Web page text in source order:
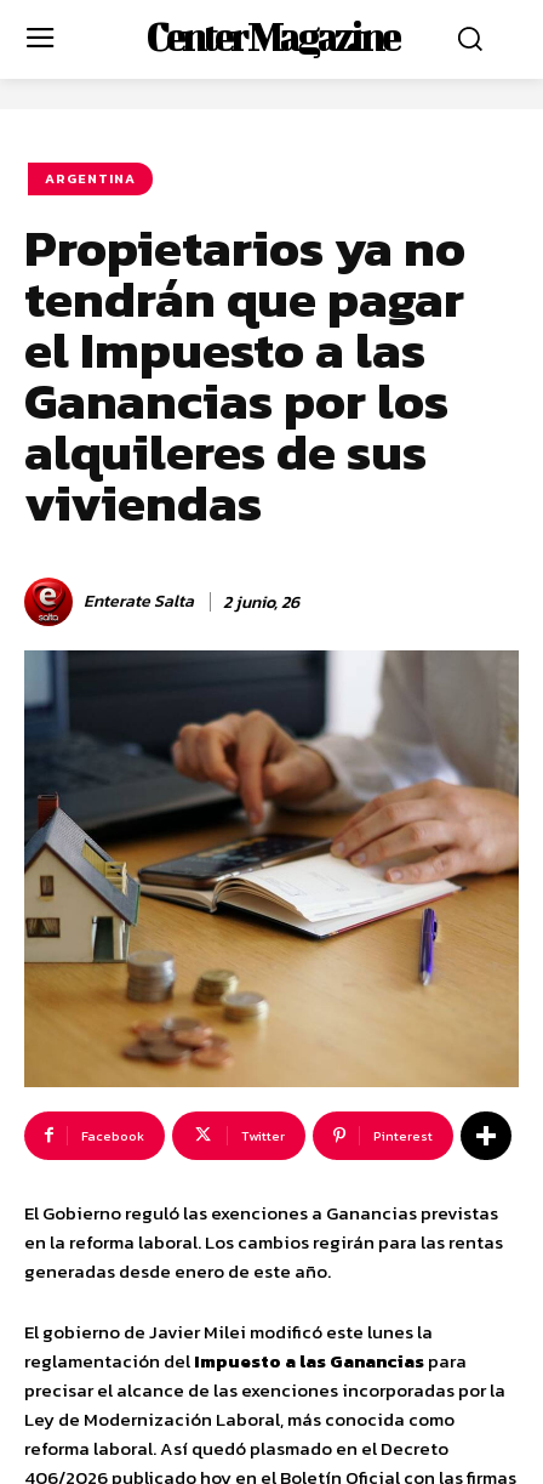
Center Magazine
ARGENTINA
Propietarios ya no
tendrán que pagar
el Impuesto a las
Ganancias por los
alquileres de sus
viviendas
Enterate Salta 2 junio, 26
Facebook Twitter Pinterest
El Gobierno reguló las exenciones a Ganancias previstas
en la reforma laboral. Los cambios regirán para las rentas
generadas desde enero de este año.
El gobierno deJavier Milei modificó este lunes la
reglamentación delImpuesto a las Gananciaspara
precisar el alcance de las exenciones incorporadas por la
Ley de Modernización Laboral, más conocida como
reforma laboral. Así quedó plasmado en el Decreto
406/2026 publicado hoy en el Boletín Oficial con las firmas